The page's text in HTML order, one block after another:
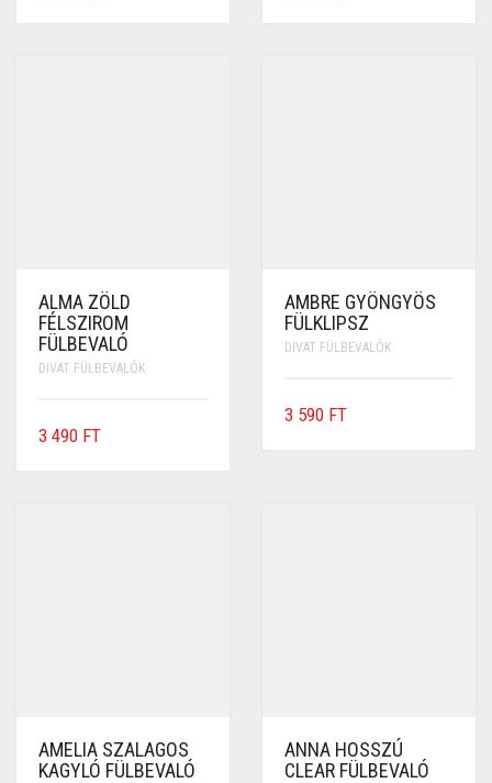
ALMA ZÖLD
FÉLSZIROM
FÜLBEVALÓ
DIVAT FÜLBEVALÓK
3 490 FT
AMBRE GYÖNGYÖS
FÜLKLIPSZ
DIVAT FÜLBEVALÓK
3 590 FT
AMELIA SZALAGOS
KAGYLÓ FÜLBEVALÓ
ANNA HOSSZÚ
CLEAR FÜLBEVALÓ